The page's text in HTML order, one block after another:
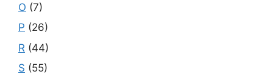
O (7)
P (26)
R (44)
S (55)